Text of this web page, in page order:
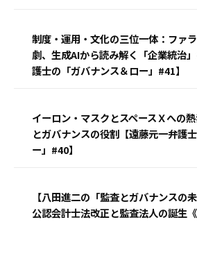
制度・運用・文化の三位一体：ファ
劇、生成AIから読み解く「企業統治
護士の「ガバナンス＆ロー」#41】
イーロン・マスクとスペースＸへの
とガバナンスの役割【遠藤元一弁護
ー」#40】
【八田進二の「監査とガバナンスの
公認会計士法改正と監査法人の誕生